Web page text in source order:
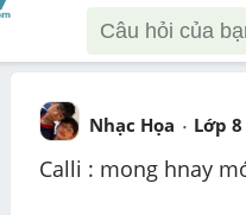
Nhạc Họa Lớp 8
Calli : mong hnay